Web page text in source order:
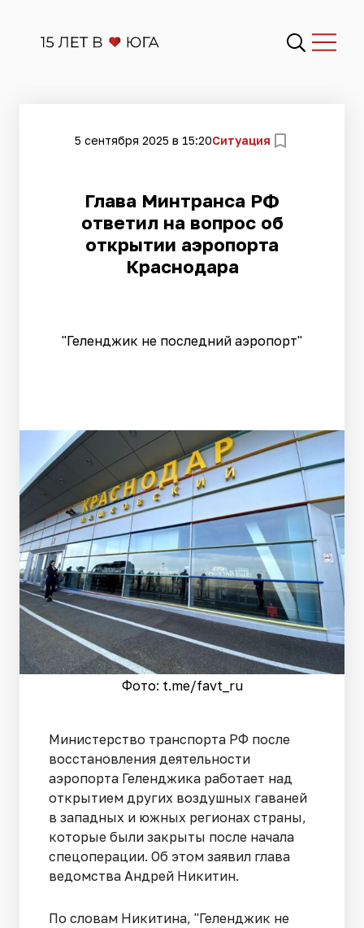
5 сентября 2025 в 15:20Ситуация
Глава Минтранса РФ
ответил на вопрос об
открытии аэропорта
Краснодара
"Геленджик не последний аэропорт"
Фото: t.me/favt_ru
Министерство транспорта РФ после
восстановления деятельности
аэропорта Геленджика работает над
открытием других воздушных гаваней
в западных и южных регионах страны,
которые были закрыты после начала
спецоперации. Об этом заявил глава
ведомства Андрей Никитин.
По словам Никитина, "Геленджик не